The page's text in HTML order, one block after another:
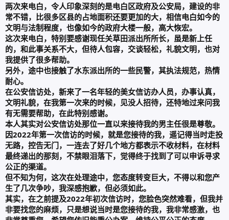
两次来电白，令人印象深刻的是电白区政府及公安局，建设的非
常不错，比很多区县的占地面积还要更加的大，相信电白如今的
文明与法制程度，也像如今的政府大楼一般，高大恢宏。
这次来电白，特别要感谢现任关草田派出所所长，虽是新上任
的，和此事关系不大，但待人包容，交谈轻松，礼貌文明，也对
我提供了很多帮助。
另外，途中也接触了水东派出所的一些民警，其执法规范，热情
耐心。
在公安信访处，新来了一名年轻的美女信访办人员，办事认真，
文明礼貌，在我第一次来的时候，见没人招待，还特地过来问我
有无需要帮助，在此特别感谢。
本人其实对公安信访处那位一直以来接待我的男主任很是尊敬。
因2022年第一次信访的时候，就是您接待的我，遥记得当时走投
无路，控告无门，一连去了好几个地方都表示不收材料，在材料
最终递出的那刻，不禁眼泪落下，觉得终于找到了可以申诉寻求
公正的渠道。
但不知为何，这次在处理途中，您态度转变巨大，不得以和您产
生了几次争吵，我深感抱歉，但必须如此。
其实，在之前提及2022年初次信访时，您脸色突然难看，但我并
非要找您的麻烦，只是想说当时是您接待的我，我非常感激，也